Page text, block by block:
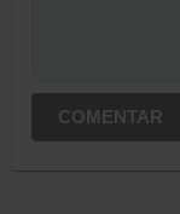
COMENTAR